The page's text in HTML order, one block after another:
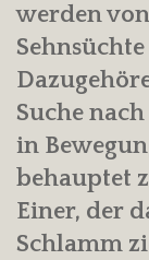
werden
Suche
in
behauptet
Einer, der
Schlamm